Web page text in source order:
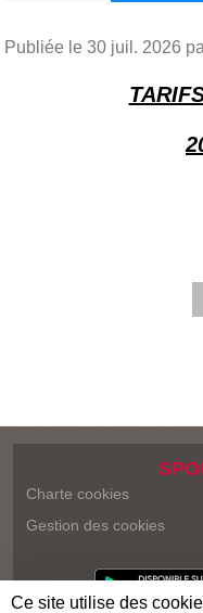
Publiée le 30 juil. 2026
Charte cookies
Gestion des cookies
Ce site utilise des